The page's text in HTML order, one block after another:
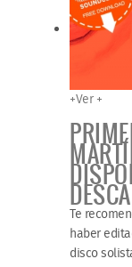
+Ver +
Te
haber
disco